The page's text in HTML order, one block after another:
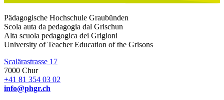
Pädagogische Hochschule Graubünden
Scola auta da pedagogia dal Grischun
Alta scuola pedagogica dei Grigioni
University of Teacher Education of the Grisons
Scalärastrasse 17
7000 Chur
+41 81 354 03 02
info@phgr.ch